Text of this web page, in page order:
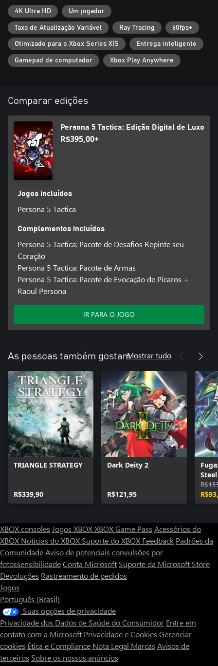
4K Ultra HD Um jogador
Taxa de Atualização Variável Ray Tracing 60fps+
Otimizado para o Xbox Series X|S Entrega inteligente
Gamepad de computador Xbox Play Anywhere
Comparar edições
Persona 5 Tactica: Edição Digital de Luxo
R$395,00+
Jogos incluídos
Persona 5 Tactica
Complementos incluídos
Persona 5 Tactica: Pacote de Desafios Repinte seu
Coração
Persona 5 Tactica: Pacote de Armas
Persona 5 Tactica: Pacote de Evocação de Pícaros +
Raoul Persona
IR PARA O JOGO
As pessoas também gostamMostrar tudo
TRIANGLE STRATEGY
R$339,90
Dark Deity 2
R$121,95
XBOX consoles Jogos XBOXXBOX Game Pass Acessórios do
XBOX Notícias do XBOX Suporte do XBOX Feedback Padrões da
ComunidadeAviso de potenciais convulsões por
fotossensibilidadeConta Microsoft Suporte da Microsoft Store
Devoluções Rastreamento de pedidos
Jogos
Português (Brasil)
Suas opções de privacidade
Privacidade dos Dados de Saúde do Consumidor Entre em
contato com a Microsoft Privacidade e Cookies Gerenciar
cookies Ética e Compliance Nota Legal Marcas Avisos de
terceiros Sobre os nossos anúncios